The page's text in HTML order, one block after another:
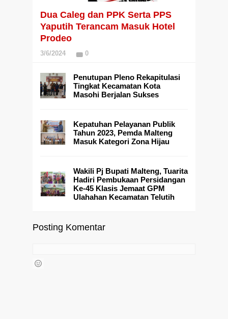
Dua Caleg dan PPK Serta PPS
Yaputih Terancam Masuk Hotel
Prodeo
3/6/2024 0
Penutupan Pleno Rekapitulasi
Tingkat Kecamatan Kota
Masohi Berjalan Sukses
Kepatuhan Pelayanan Publik
Tahun 2023, Pemda Malteng
Masuk Kategori Zona Hijau
Wakili Pj Bupati Malteng, Tuarita
Hadiri Pembukaan Persidangan
Ke-45 Klasis Jemaat GPM
Ulahahan Kecamatan Telutih
Posting Komentar